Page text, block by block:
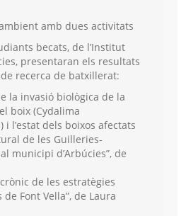
amb dues activitats
becats, de l’Institut
presentaran els resultats
recerca de batxillerat:
la invasió biològica de la
boix (Cydalima
i l’estat dels boixos afectats
de les Guilleries-
municipi d’Arbúcies”, de
de les estratègies
Font Vella”, de Laura